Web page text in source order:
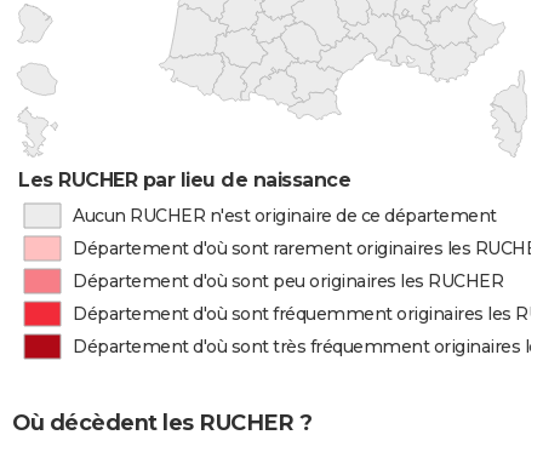
Les RUCHER par lieu de naissance
Aucun RUCHER n'est originaire de ce département
Département d'où sont rarement originaires les
Département d'où sont peu originaires les RUCHER
Département d'où sont fréquemment originaires les
Département d'où sont très fréquemment originaires
Où décèdent les RUCHER ?